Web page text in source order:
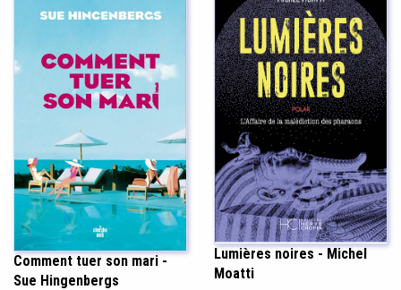
Comment tuer son mari -
Sue Hingenbergs
Lumières noires - Michel
Moatti